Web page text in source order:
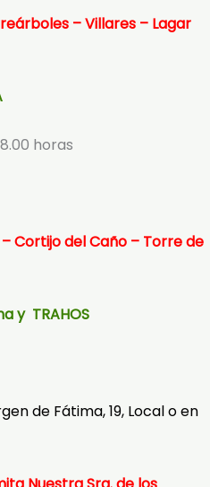
– Villares – Lagar
horas
Cortijo del Caño – Torre de
y TRAHOS
de Fátima, 19, Local o en